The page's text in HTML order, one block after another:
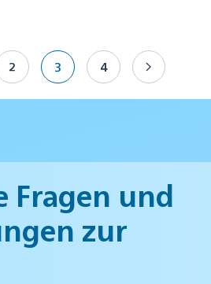
2 3 4
Fragen und
zur